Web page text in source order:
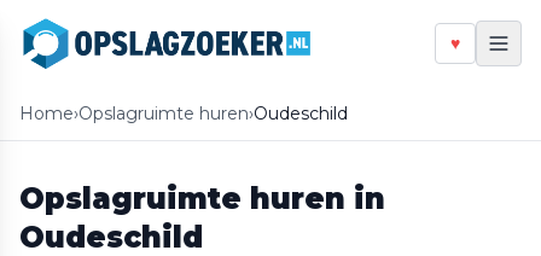
♥
Home›Opslagruimte huren›Oudeschild
Opslagruimte huren in
Oudeschild